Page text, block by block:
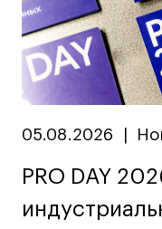
05.08.2026
PRO DAY